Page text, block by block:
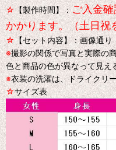
☆【製作時間】：ご入金
かかります。（土日祝
☆【セット内容】：画像通り
※撮影の関係で写真と実際の
色と商品の色が異なって見
※衣装の洗濯は、ドライクリ
☆サイズ表